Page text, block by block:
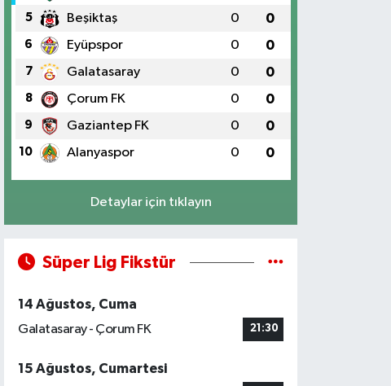
5 Beşiktaş 0 0
6 Eyüpspor 0 0
7 Galatasaray 0 0
8 Çorum FK 0 0
9 Gaziantep FK 0 0
10 Alanyaspor 0 0
Detaylar için tıklayın
Süper Lig Fikstür
14 Ağustos, Cuma
Galatasaray - Çorum FK
21:30
15 Ağustos, Cumartesi